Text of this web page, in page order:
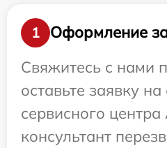
1
Оформление
Свяжитесь с нами
оставьте заявку на
сервисного
консультант